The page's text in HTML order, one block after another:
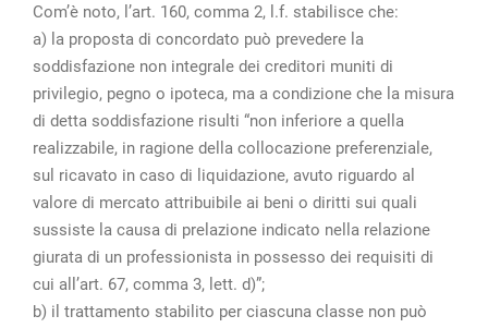
Com’è noto, l’art. 160, comma 2, l.f. stabilisce che:
a) la proposta di concordato può prevedere la
soddisfazione non integrale dei creditori muniti di
privilegio, pegno o ipoteca, ma a condizione che la misura
di detta soddisfazione risulti “non inferiore a quella
realizzabile, in ragione della collocazione preferenziale,
sul ricavato in caso di liquidazione, avuto riguardo al
valore di mercato attribuibile ai beni o diritti sui quali
sussiste la causa di prelazione indicato nella relazione
giurata di un professionista in possesso dei requisiti di
cui all’art. 67, comma 3, lett. d)”;
b) il trattamento stabilito per ciascuna classe non può